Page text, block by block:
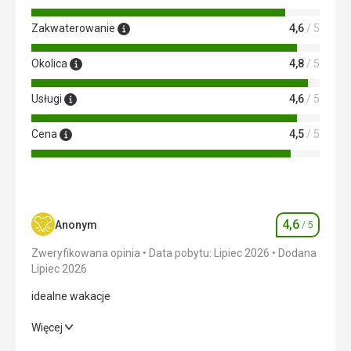
Zakwaterowanie 4,6 / 5
Okolica 4,8 / 5
Usługi 4,6 / 5
Cena 4,5 / 5
Anonym Ocena
4,6 / 5
Zweryfikowana opinia Data pobytu: Lipiec 2026
Dodana
Lipiec 2026
idealne wakacje
idealne wakacje
Więcej